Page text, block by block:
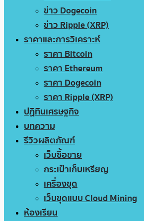
ข่าว Dogecoin
ข่าว Ripple (XRP)
ราคาและการวิเคราะห์
ราคา Bitcoin
ราคา Ethereum
ราคา Dogecoin
ราคา Ripple (XRP)
ปฏิทินเศรษฐกิจ
บทความ
รีวิวผลิตภัณฑ์
เว็บซื้อขาย
กระเป๋าเก็บเหรียญ
เครื่องขุด
เว็บขุดแบบ Cloud Mining
ห้องเรียน